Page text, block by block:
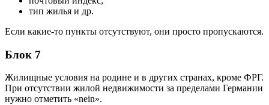
тип жилья и др.
Если какие-то пункты отсутствуют, они просто пропускаются.
Блок 7
Жилищные условия на родине и в других странах, кроме ФРГ.
При отсутствии жилой недвижимости за пределами Германии
нужно отметить «nein».